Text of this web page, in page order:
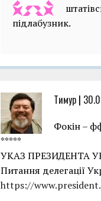
підлабузник.
Тимур |
Фокін –
*****
УКАЗ ПРЕЗИДЕНТА
Питання делегації
https://